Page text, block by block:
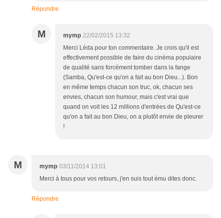
Répondre
M mymp 22/02/2015 13:32
Merci Léda pour ton commentaire. Je crois qu'il est
effectivement possible de faire du cinéma populaire
de qualité sans forcément tomber dans la fange
(Samba, Qu'est-ce qu'on a fait au bon Dieu...). Bon
en même temps chacun son truc, ok, chacun ses
envies, chacun son humour, mais c'est vrai que
quand on voit les 12 millions d'entrées de Qu'est-ce
qu'on a fait au bon Dieu, on a plutôt envie de pleurer
!
M mymp 03/11/2014 13:01
Merci à tous pour vos retours, j'en suis tout ému dites donc.
Répondre